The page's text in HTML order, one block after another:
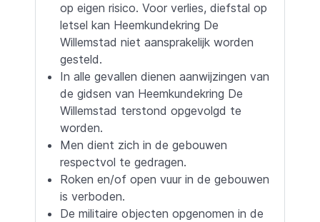
op eigen risico. Voor verlies, diefstal op
letsel kan Heemkundekring De
Willemstad niet aansprakelijk worden
gesteld.
In alle gevallen dienen aanwijzingen van
de gidsen van Heemkundekring De
Willemstad terstond opgevolgd te
worden.
Men dient zich in de gebouwen
respectvol te gedragen.
Roken en/of open vuur in de gebouwen
is verboden.
De militaire objecten opgenomen in de